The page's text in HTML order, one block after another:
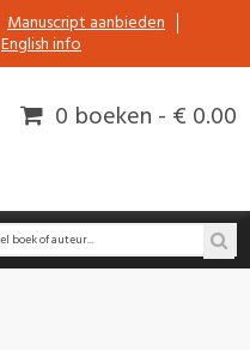
Manuscript aanbieden
English info
0 boeken - € 0.00